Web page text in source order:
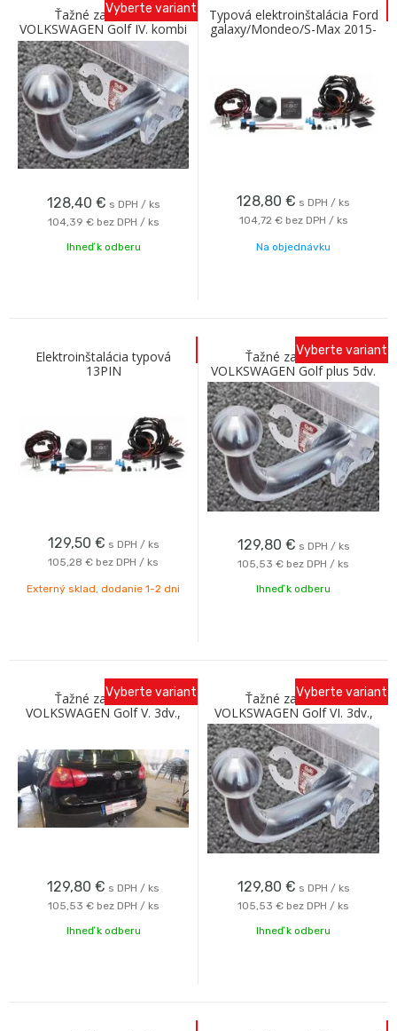
Ťažné zariadenie
VOLKSWAGEN Golf IV. kombi
4WD 1999-2005 so
skrutkovým odnímaním A
Galia
128,40 € s DPH / ks
104,39 € bez DPH / ks
Vyberte variant
Ihneď k odberu
Typová elektroinštalácia Ford
galaxy/Mondeo/S-Max 2015-
128,80 € s DPH / ks
104,72 € bez DPH / ks
Na objednávku
Elektroinštalácia typová
13PIN
129,50 € s DPH / ks
105,28 € bez DPH / ks
Externý sklad, dodanie 1-2 dni
Ťažné zariadenie
VOLKSWAGEN Golf plus 5dv.
2005- so skrutkovým
odnímaním A Galia
129,80 € s DPH / ks
105,53 € bez DPH / ks
Vyberte variant
Ihneď k odberu
Ťažné zariadenie
VOLKSWAGEN Golf V. 3dv.,
Galia
129,80 € s DPH / ks
105,53 € bez DPH / ks
Vyberte variant
Ihneď k odberu
Ťažné zariadenie
VOLKSWAGEN Golf VI. 3dv.,
5dv. 2008- so skrutkovým
odnímaním A Galia
129,80 € s DPH / ks
105,53 € bez DPH / ks
Vyberte variant
Ihneď k odberu